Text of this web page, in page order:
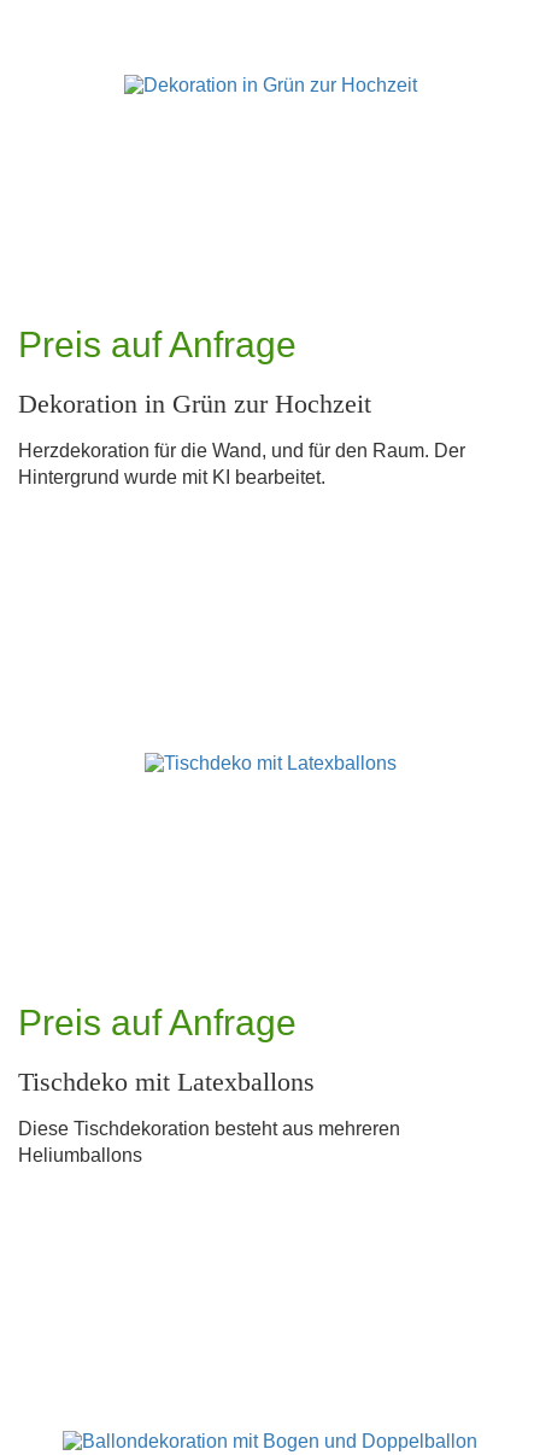
Preis auf Anfrage
Dekoration in Grün zur Hochzeit
Herzdekoration für die Wand, und für den Raum. Der
Hintergrund wurde mit KI bearbeitet.
Preis auf Anfrage
Tischdeko mit Latexballons
Diese Tischdekoration besteht aus mehreren
Heliumballons